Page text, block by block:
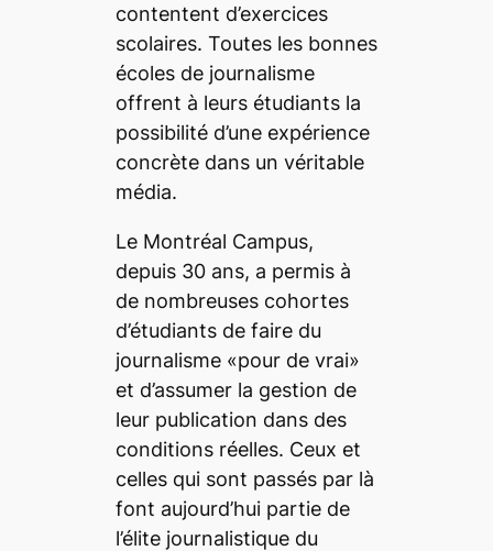
contentent d’exercices
scolaires. Toutes les bonnes
écoles de journalisme
offrent à leurs étudiants la
possibilité d’une expérience
concrète dans un véritable
média.
Le Montréal Campus,
depuis 30 ans, a permis à
de nombreuses cohortes
d’étudiants de faire du
journalisme «pour de vrai»
et d’assumer la gestion de
leur publication dans des
conditions réelles. Ceux et
celles qui sont passés par là
font aujourd’hui partie de
l’élite journalistique du